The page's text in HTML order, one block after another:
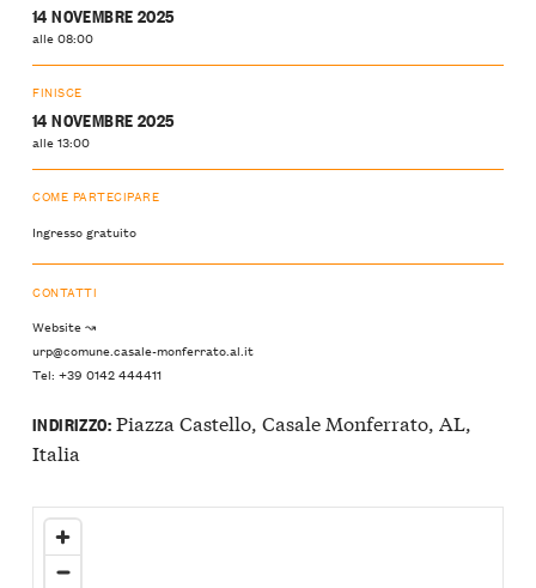
14 NOVEMBRE 2025
alle 08:00
FINISCE
14 NOVEMBRE 2025
alle 13:00
COME PARTECIPARE
Ingresso gratuito
CONTATTI
Website ↝
urp@comune.casale-monferrato.al.it
Tel: +39 0142 444411
INDIRIZZO:Piazza Castello, Casale Monferrato, AL,
Italia